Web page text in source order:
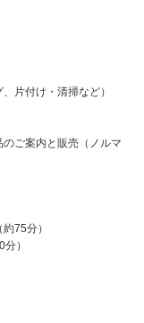
片付け・清掃など）
のご案内と販売（ノルマ
75分）
）